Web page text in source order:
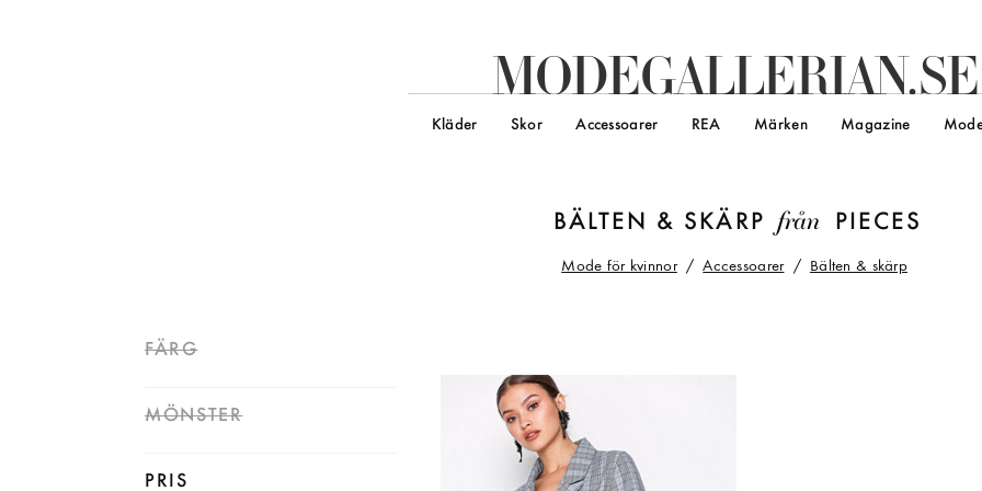
MODEGALLERIAN.SE
Kläder Skor Accessoarer REA Märken Magazine
BÄLTEN & SKÄRP från PIECES
Mode för kvinnor Accessoarer Bälten & skärp
FÄRG
MÖNSTER
PRIS